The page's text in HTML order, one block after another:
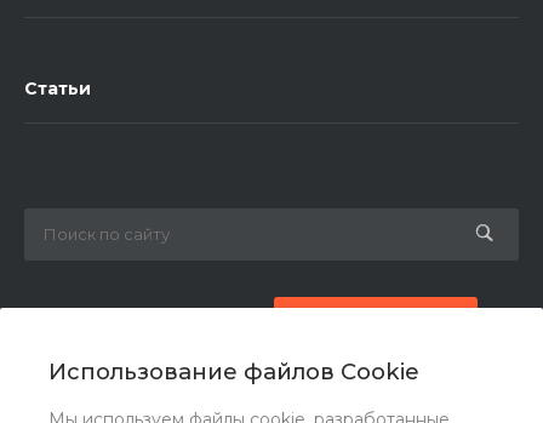
Использование файлов Cookie
Статьи
zakaz@ogk-opora.ru